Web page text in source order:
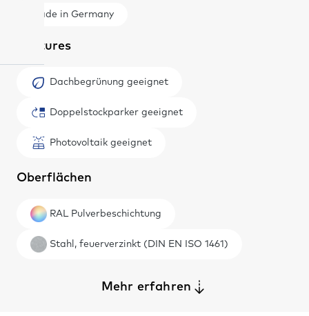
Made in Germany
Features
Dachbegrünung geeignet
Doppelstockparker geeignet
Photovoltaik geeignet
Oberflächen
RAL Pulverbeschichtung
Stahl, feuerverzinkt (DIN EN ISO 1461)
Mehr erfahren